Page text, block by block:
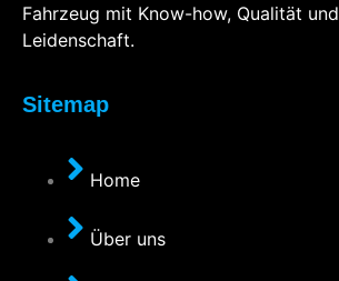
Fahrzeug mit Know-how, Qualität und
Leidenschaft.
Sitemap
Home
Über uns